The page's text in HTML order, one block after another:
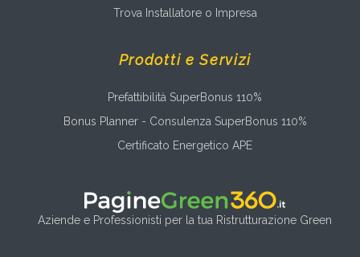
Trova Installatore o Impresa
Prodotti e Servizi
Prefattibilità SuperBonus 110%
Bonus Planner - Consulenza SuperBonus 110%
Certificato Energetico APE
Aziende e Professionisti per la tua Ristrutturazione Green